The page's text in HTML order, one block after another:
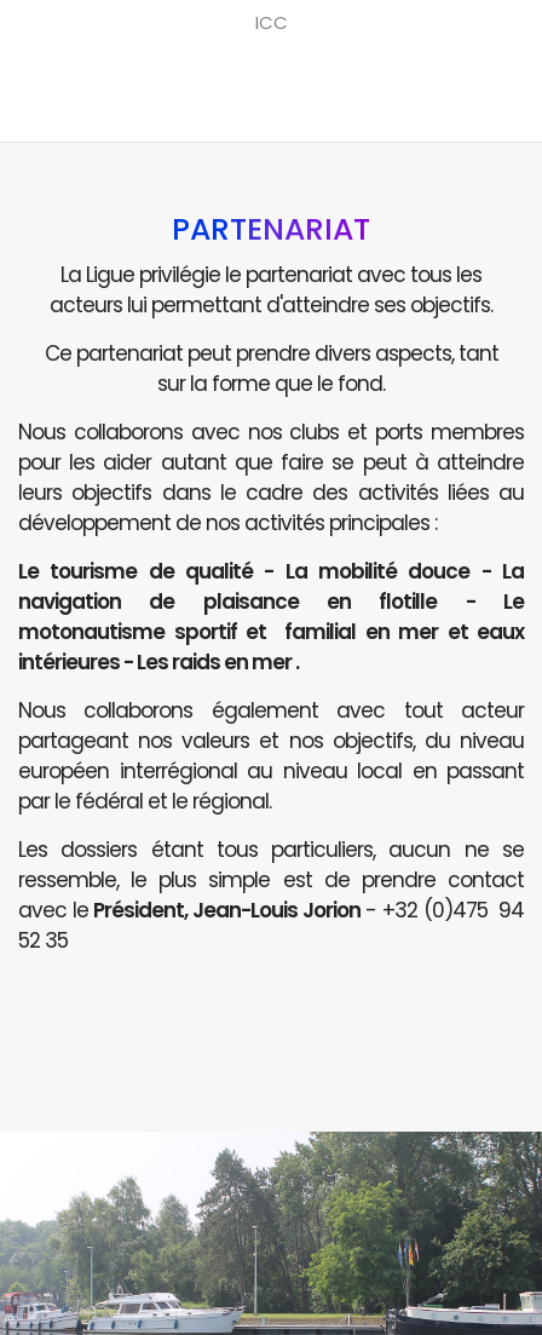
ICC
PARTENARIAT
La Ligue privilégie le partenariat avec tous les
acteurs lui permettant d'atteindre ses objectifs.
Ce partenariat peut prendre divers aspects, tant
sur la forme que le fond.
Nous collaborons avec nos clubs et ports membres
pour les aider autant que faire se peut à atteindre
leurs objectifs dans le cadre des activités liées au
développement de nos activités principales :
Le tourisme de qualité - La mobilité douce - La
navigation de plaisance en flotille - Le
motonautisme sportif et familial en mer et eaux
intérieures - Les raids en mer .
Nous collaborons également avec tout acteur
partageant nos valeurs et nos objectifs, du niveau
européen interrégional au niveau local en passant
par le fédéral et le régional.
Les dossiers étant tous particuliers, aucun ne se
ressemble, le plus simple est de prendre contact
avec le Président, Jean-Louis Jorion- +32 (0)475 94
52 35